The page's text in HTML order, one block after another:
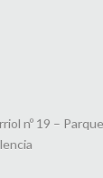
nº 19 –